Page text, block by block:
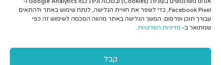
Facebook Pixel, כדי לשפר את חוויית הגלישה, לנתח שימוש באתר ולהתאים
עבורך תוכן ופרסום. המשך הגלישה באתר מהווה הסכמה לשימוש זה כפי
שמתואר ב- מדיניות הפרטיות.
קבל
© 2026 כל הזכויות שמורות לגיטר פריק - לימוד גיטרה אונליין